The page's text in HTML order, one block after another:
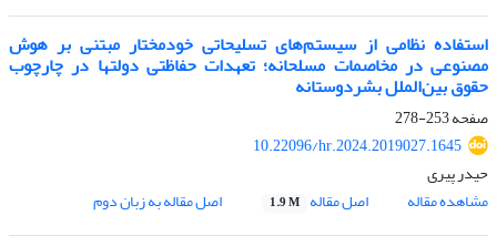
استفاده نظامی از سیستم‌های تسلیحاتی خودمختار مبتنی بر هوش
مصنوعی در مخاصمات مسلحانه؛ تعهدات حفاظتی دولتها در چارچوب
حقوق بین‌الملل بشردوستانه
صفحه253-278
10.22096/hr.2024.2019027.1645
حیدر پیری
مشاهده مقاله
اصل مقاله 1.9 M اصل مقاله به زبان دوم